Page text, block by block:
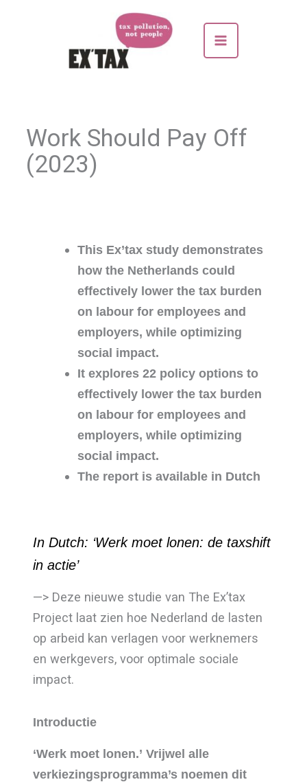
Work Should Pay Off
(2023)
This Ex’tax study demonstrates
how the Netherlands could
effectively lower the tax burden
on labour for employees and
employers, while optimizing
social impact.
It explores 22 policy options to
effectively lower the tax burden
on labour for employees and
employers, while optimizing
social impact.
The report is available in Dutch
In Dutch: ‘Werk moet lonen: de taxshift
in actie’
—> Deze nieuwe studie van The Ex’tax
Project laat zien hoe Nederland de lasten
op arbeid kan verlagen voor werknemers
en werkgevers, voor optimale sociale
impact.
Introductie
‘Werk moet lonen.’ Vrijwel alle
verkiezingsprogramma’s noemen dit